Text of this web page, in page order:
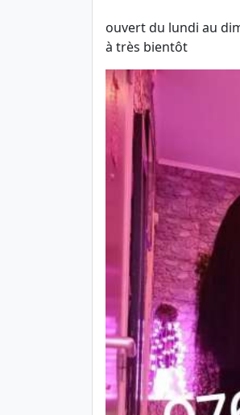
ouvert du lundi au
à très bientôt